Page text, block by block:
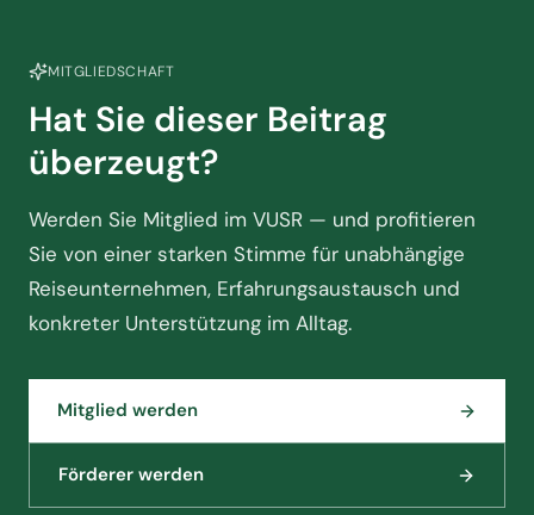
MITGLIEDSCHAFT
Hat Sie dieser Beitrag
überzeugt?
Werden Sie Mitglied im VUSR — und profitieren
Sie von einer starken Stimme für unabhängige
Reiseunternehmen, Erfahrungsaustausch und
konkreter Unterstützung im Alltag.
Mitglied werden
Förderer werden